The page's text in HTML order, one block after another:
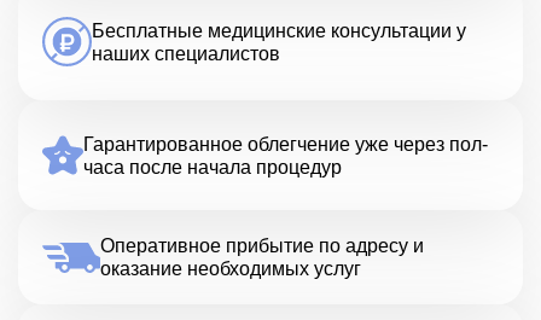
Бесплатные медицинские консультации у
наших специалистов
Гарантированное облегчение уже через пол-
часа после начала процедур
Оперативное прибытие по адресу и
оказание необходимых услуг